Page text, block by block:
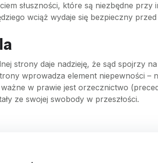
słuszności, które są niezbędne przy
wciąż wydaje się bezpieczny
strony daje nadzieję, że sąd spojrzy
wprowadza element niepewności –
w prawie jest orzecznictwo
ze swojej swobody w przeszłości.